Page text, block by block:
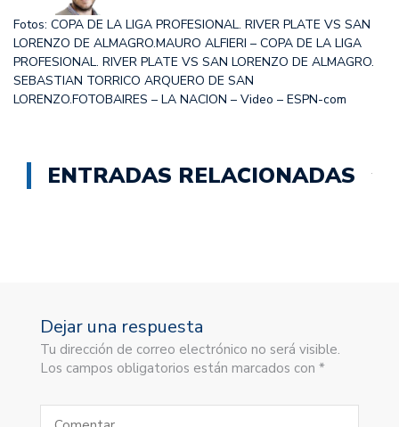
Fotos: COPA DE LA LIGA PROFESIONAL. RIVER PLATE VS SAN
LORENZO DE ALMAGRO.MAURO ALFIERI – COPA DE LA LIGA
PROFESIONAL. RIVER PLATE VS SAN LORENZO DE ALMAGRO.
SEBASTIAN TORRICO ARQUERO DE SAN
LORENZO.FOTOBAIRES – LA NACION – Video – ESPN-com
ENTRADAS RELACIONADAS
Dejar una respuesta
Tu dirección de correo electrónico no será visible.
Los campos obligatorios están marcados con *